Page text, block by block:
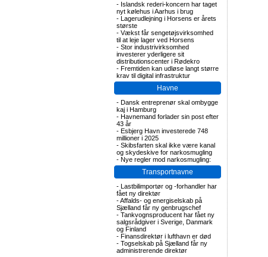
- Islandsk rederi-koncern har taget
nyt kølehus i Aarhus i brug
- Lagerudlejning i Horsens er årets
største
- Vækst får sengetøjsvirksomhed
til at leje lager ved Horsens
- Stor industrivirksomhed
investerer yderligere sit
distributionscenter i Rødekro
- Fremtiden kan udløse langt større
krav til digital infrastruktur
Havne
- Dansk entreprenør skal ombygge
kaj i Hamburg
- Havnemand forlader sin post efter
43 år
- Esbjerg Havn investerede 748
millioner i 2025
- Skibsfarten skal ikke være kanal
og skydeskive for narkosmugling
- Nye regler mod narkosmugling:
Transportnavne
- Lastbilimportør og -forhandler har
fået ny direktør
-Affalds- og energiselskab på
Sjælland får ny genbrugschef
- Tankvognsproducent har fået ny
salgsrådgiver i Sverige, Danmark
og Finland
- Finansdirektør i lufthavn er død
- Togselskab på Sjælland får ny
administrerende direktør